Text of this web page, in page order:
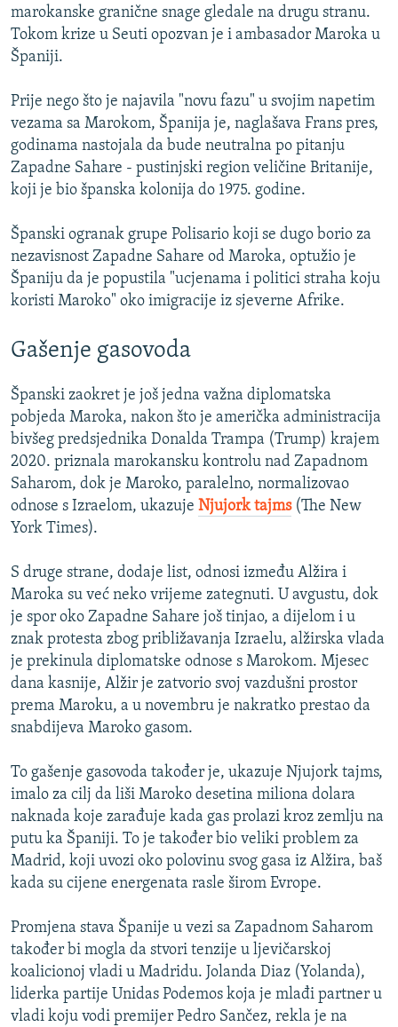
marokanske granične snage gledale na drugu stranu.
Tokom krize u Seuti opozvan je i ambasador Maroka u
Španiji.
Prije nego što je najavila "novu fazu" u svojim napetim
vezama sa Marokom, Španija je, naglašava Frans pres,
godinama nastojala da bude neutralna po pitanju
Zapadne Sahare - pustinjski region veličine Britanije,
koji je bio španska kolonija do 1975. godine.
Španski ogranak grupe Polisario koji se dugo borio za
nezavisnost Zapadne Sahare od Maroka, optužio je
Španiju da je popustila "ucjenama i politici straha koju
koristi Maroko" oko imigracije iz sjeverne Afrike.
Gašenje gasovoda
Španski zaokret je još jedna važna diplomatska
pobjeda Maroka, nakon što je američka administracija
bivšeg predsjednika Donalda Trampa (Trump) krajem
2020. priznala marokansku kontrolu nad Zapadnom
Saharom, dok je Maroko, paralelno, normalizovao
odnose s Izraelom, ukazuje Njujork tajms(The New
York Times).
S druge strane, dodaje list, odnosi između Alžira i
Maroka su već neko vrijeme zategnuti. U avgustu, dok
je spor oko Zapadne Sahare još tinjao, a dijelom i u
znak protesta zbog približavanja Izraelu, alžirska vlada
je prekinula diplomatske odnose s Marokom. Mjesec
dana kasnije, Alžir je zatvorio svoj vazdušni prostor
prema Maroku, a u novembru je nakratko prestao da
snabdijeva Maroko gasom.
To gašenje gasovoda također je, ukazuje Njujork tajms,
imalo za cilj da liši Maroko desetina miliona dolara
naknada koje zarađuje kada gas prolazi kroz zemlju na
putu ka Španiji. To je također bio veliki problem za
Madrid, koji uvozi oko polovinu svog gasa iz Alžira, baš
kada su cijene energenata rasle širom Evrope.
Promjena stava Španije u vezi sa Zapadnom Saharom
također bi mogla da stvori tenzije u ljevičarskoj
koalicionoj vladi u Madridu. Jolanda Diaz (Yolanda),
liderka partije Unidas Podemos koja je mlađi partner u
vladi koju vodi premijer Pedro Sančez, rekla je na